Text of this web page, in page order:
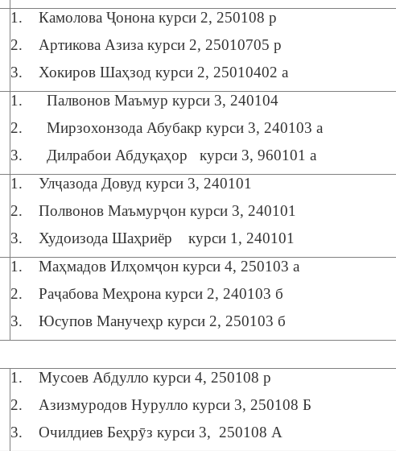
1. Камолова Ҷонона курси 2, 250108 р
2. Артикова Азиза курси 2, 25010705 р
3. Хокиров Шаҳзод курси 2, 25010402 а
1. Палвонов Маъмур курси 3, 240104
2. Мирзохонзода Абубакр курси 3, 240103 а
3. Дилрабои Абдуқаҳор курси 3, 960101 а
1. Улҷазода Довуд курси 3, 240101
2. Полвонов Маъмурҷон курси 3, 240101
3. Худоизода Шаҳриёр курси 1, 240101
1. Маҳмадов Илҳомҷон курси 4, 250103 а
2. Раҷабова Меҳрона курси 2, 240103 б
3. Юсупов Манучеҳр курси 2, 250103 б
1. Мусоев Абдулло курси 4, 250108 р
2. Азизмуродов Нурулло курси 3, 250108 Б
3. Очилдиев Беҳрӯз курси 3, 250108 А